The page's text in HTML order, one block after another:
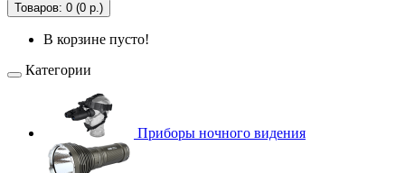
Товаров: 0 (0 р.)
В корзине пусто!
Категории
Приборы ночного видения